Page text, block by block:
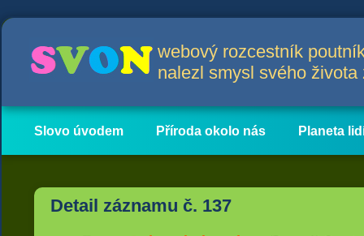
webový rozcestník
nalezl smysl svého
Slovo úvodem Příroda okolo nás Planeta
Hlavní obsah
Články
Detail záznamu č. 137